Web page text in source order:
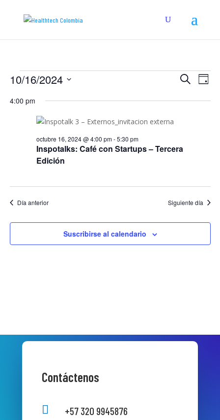
Eventos
octubre
2024
Buscar
de
Día
10/16/2024
fecha.
4:00 pm
Inspotalks: Café con Startups – Tercera
Edición
octubre 16, 2024 @ 4:00 pm-5:30 pm
Día anterior Siguiente día
Suscribirse al calendario
Contáctenos
 +57 320 9945876